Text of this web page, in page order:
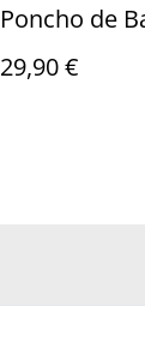
Poncho de
29,90 €